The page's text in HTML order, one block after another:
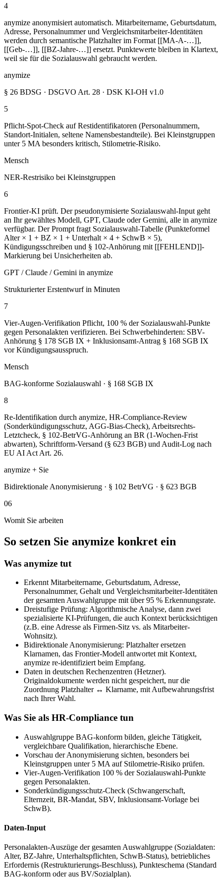
4
anymize anonymisiert automatisch. Mitarbeitername, Geburtsdatum,
Adresse, Personalnummer und Vergleichsmitarbeiter-Identitäten
werden durch semantische Platzhalter im Format [[MA-A-…]],
[[Geb-…]], [[BZ-Jahre-…]] ersetzt. Punktewerte bleiben in Klartext,
weil sie für die Sozialauswahl gebraucht werden.
anymize
§ 26 BDSG · DSGVO Art. 28 · DSK KI-OH v1.0
5
Pflicht-Spot-Check auf Restidentifikatoren (Personalnummern,
Standort-Initialen, seltene Namensbestandteile). Bei Kleinstgruppen
unter 5 MA besonders kritisch, Stilometrie-Risiko.
Mensch
NER-Restrisiko bei Kleinstgruppen
6
Frontier-KI prüft. Der pseudonymisierte Sozialauswahl-Input geht
an Ihr gewähltes Modell, GPT, Claude oder Gemini, alle in anymize
verfügbar. Der Prompt fragt Sozialauswahl-Tabelle (Punkteformel
Alter × 1 + BZ × 1 + Unterhalt × 4 + SchwB × 5),
Kündigungsschreiben und § 102-Anhörung mit [[FEHLEND]]-
Markierung bei Unsicherheiten ab.
GPT / Claude / Gemini in anymize
Strukturierter Erstentwurf in Minuten
7
Vier-Augen-Verifikation Pflicht, 100 % der Sozialauswahl-Punkte
gegen Personalakten verifizieren. Bei Schwerbehinderten: SBV-
Anhörung § 178 SGB IX + Inklusionsamt-Antrag § 168 SGB IX
vor Kündigungsausspruch.
Mensch
BAG-konforme Sozialauswahl · § 168 SGB IX
8
Re-Identifikation durch anymize, HR-Compliance-Review
(Sonderkündigungsschutz, AGG-Bias-Check), Arbeitsrechts-
Letztcheck, § 102-BetrVG-Anhörung an BR (1-Wochen-Frist
abwarten), Schriftform-Versand (§ 623 BGB) und Audit-Log nach
EU AI Act Art. 26.
anymize + Sie
Bidirektionale Anonymisierung · § 102 BetrVG · § 623 BGB
06
Womit Sie arbeiten
So setzen Sie anymize konkret ein
Was anymize tut
Erkennt Mitarbeitername, Geburtsdatum, Adresse,
Personalnummer, Gehalt und Vergleichsmitarbeiter-Identitäten
der gesamten Auswahlgruppe mit über 95 % Erkennungsrate.
Dreistufige Prüfung: Algorithmische Analyse, dann zwei
spezialisierte KI-Prüfungen, die auch Kontext berücksichtigen
(z.B. eine Adresse als Firmen-Sitz vs. als Mitarbeiter-
Wohnsitz).
Bidirektionale Anonymisierung: Platzhalter ersetzen
Klarnamen, das Frontier-Modell antwortet mit Kontext,
anymize re-identifiziert beim Empfang.
Daten in deutschen Rechenzentren (Hetzner).
Originaldokumente werden nicht gespeichert, nur die
Zuordnung Platzhalter ↔ Klarname, mit Aufbewahrungsfrist
nach Ihrer Wahl.
Was Sie als HR-Compliance tun
Auswahlgruppe BAG-konform bilden, gleiche Tätigkeit,
vergleichbare Qualifikation, hierarchische Ebene.
Vorschau der Anonymisierung sichten, besonders bei
Kleinstgruppen unter 5 MA auf Stilometrie-Risiko prüfen.
Vier-Augen-Verifikation 100 % der Sozialauswahl-Punkte
gegen Personalakten.
Sonderkündigungsschutz-Check (Schwangerschaft,
Elternzeit, BR-Mandat, SBV, Inklusionsamt-Vorlage bei
SchwB).
Daten-Input
Personalakten-Auszüge der gesamten Auswahlgruppe (Sozialdaten:
Alter, BZ-Jahre, Unterhaltspflichten, SchwB-Status), betriebliches
Erfordernis (Restrukturierungs-Beschluss), Punkteschema (Standard
BAG-konform oder aus BV/Sozialplan).